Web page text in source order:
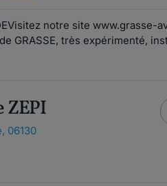
notre site www.grasse-
GRASSE, très expérimenté,
ZEPI
06130